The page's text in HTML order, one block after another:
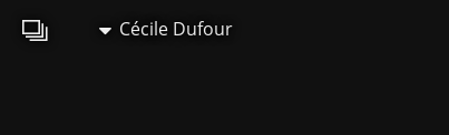
Cécile Dufour